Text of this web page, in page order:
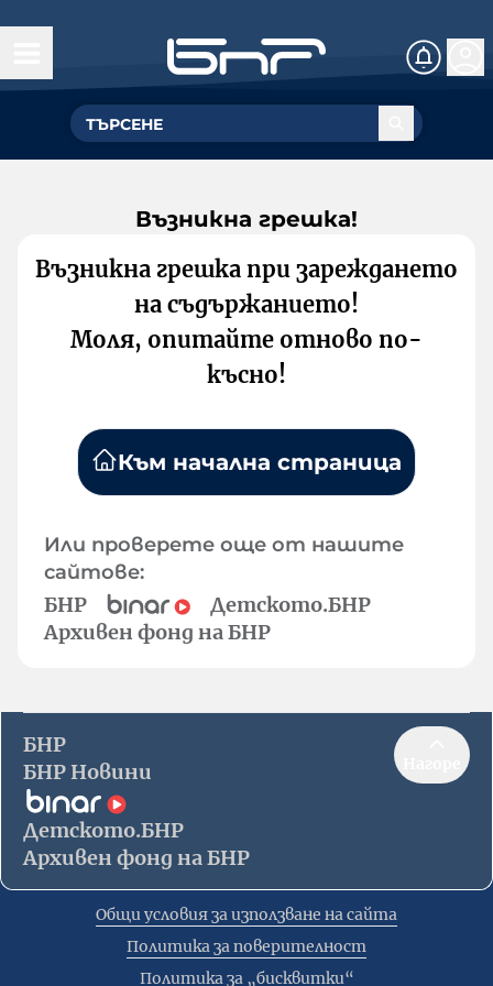
Възникна грешка!
Възникна грешка при зареждането
на съдържанието!
Моля, опитайте отново по-
късно!
Към начална страница
Или проверете още от нашите
сайтове:
БНР
Детското.БНР
Архивен фонд на БНР
БНР
БНР Новини
Детското.БНР
Архивен фонд на БНР
Общи условия за използване на сайта
Политика за поверителност
Политика за „бисквитки“